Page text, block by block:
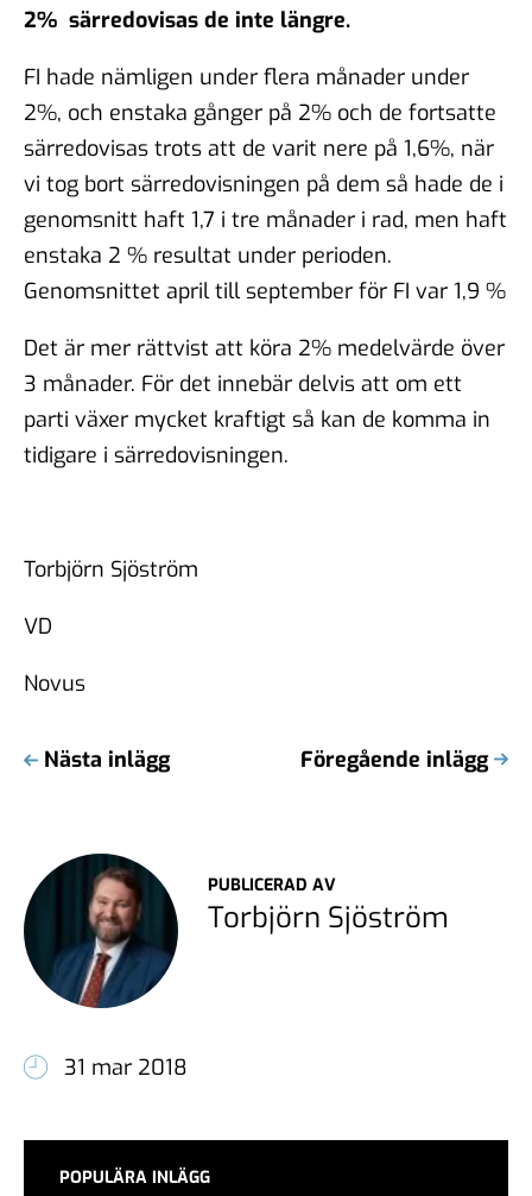
2% särredovisas de inte längre.
FI hade nämligen under flera månader under
2%, och enstaka gånger på 2% och de fortsatte
särredovisas trots att de varit nere på 1,6%, när
vi tog bort särredovisningen på dem så hade de i
genomsnitt haft 1,7 i tre månader i rad, men haft
enstaka 2 % resultat under perioden.
Genomsnittet april till september för FI var 1,9 %
Det är mer rättvist att köra 2% medelvärde över
3 månader. För det innebär delvis att om ett
parti växer mycket kraftigt så kan de komma in
tidigare i särredovisningen.
Torbjörn Sjöström
VD
Novus
Nästa inlägg Föregående inlägg
PUBLICERAD AV
Torbjörn Sjöström
31 mar 2018
POPULÄRA INLÄGG